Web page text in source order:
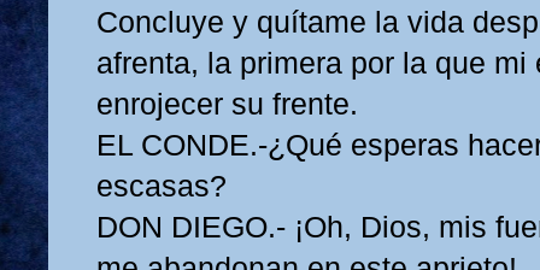
Concluye y quítame la vida
afrenta, la primera por la que mi
enrojecer su frente.
EL CONDE.-¿Qué esperas
escasas?
DON DIEGO.- ¡Oh, Dios, mis